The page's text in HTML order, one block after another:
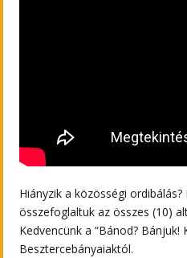
Hiányzik a közösségi
összefoglaltuk az összes (10)
Kedvencünk a “Bánod? Bánjuk!
Besztercebányaiaktól.